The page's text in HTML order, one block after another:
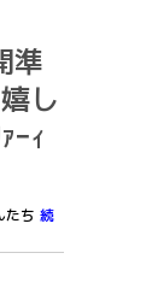
準
し
ｰｨ
ち 続